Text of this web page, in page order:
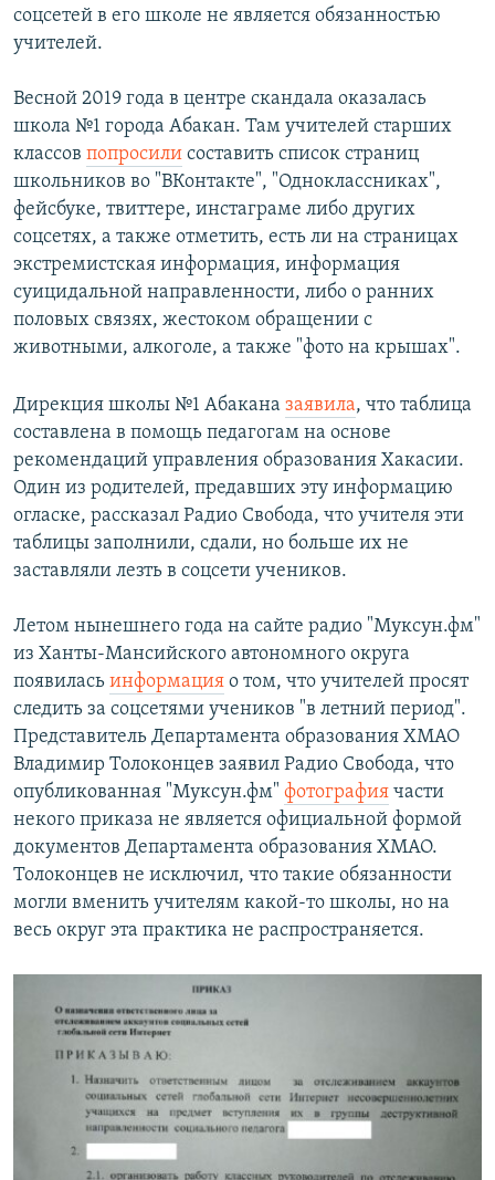
соцсетей в его школе не является обязанностью
учителей.
Весной 2019 года в центре скандала оказалась
школа №1 города Абакан. Там учителей старших
классов попросили составить список страниц
школьников во "ВКонтакте", "Одноклассниках",
фейсбуке, твиттере, инстаграме либо других
соцсетях, а также отметить, есть ли на страницах
экстремистская информация, информация
суицидальной направленности, либо о ранних
половых связях, жестоком обращении с
животными, алкоголе, а также "фото на крышах".
Дирекция школы №1 Абакана заявила, что таблица
составлена в помощь педагогам на основе
рекомендаций управления образования Хакасии.
Один из родителей, предавших эту информацию
огласке, рассказал Радио Свобода, что учителя эти
таблицы заполнили, сдали, но больше их не
заставляли лезть в соцсети учеников.
Летом нынешнего года на сайте радио "Муксун.фм"
из Ханты-Мансийского автономного округа
появилась информация о том, что учителей просят
следить за соцсетями учеников "в летний период".
Представитель Департамента образования ХМАО
Владимир Толоконцев заявил Радио Свобода, что
опубликованная "Муксун.фм" фотография части
некого приказа не является официальной формой
документов Департамента образования ХМАО.
Толоконцев не исключил, что такие обязанности
могли вменить учителям какой-то школы, но на
весь округ эта практика не распространяется.